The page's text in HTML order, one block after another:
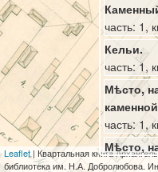
Leaflet | Квартальная книга
библиотека им. Н.А. Добролюбова.
часть: 1,
Кельи.
часть: 1,
Мѣсто,
часть: 1,
Мѣсто,